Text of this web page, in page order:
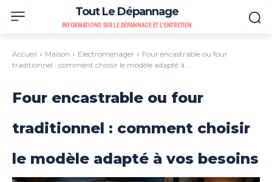
Tout Le Dépannage
INFORMATIONS SUR LE DÉPANNAGE ET L'ENTRETIEN
Accueil Maison Electromenager
Four encastrable ou four
traditionnel : comment choisir le modèle adapté à...
Four encastrable ou four
traditionnel : comment choisir
le modèle adapté à vos besoins